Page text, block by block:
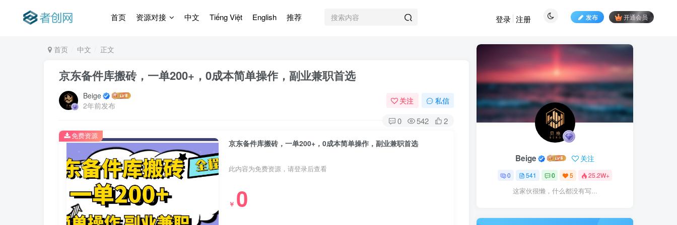
首页 资源对接 中文 Tiếng Việt English 推荐 发布 开通会员
登录 注册
首页 中文 正文
京东备件库搬砖，一单200+，0成本简单操作，副业兼职首选
Beige
2年前发布
关注 私信
0 542 2
京东备件库搬砖，一单200+，0成本简单操作，副业兼职首选
此内容为免费资源，请登录后查看
￥ 0
免费资源
Beige 关注
0 541 0 5 25.2W+
这家伙很懒，什么都没有写...